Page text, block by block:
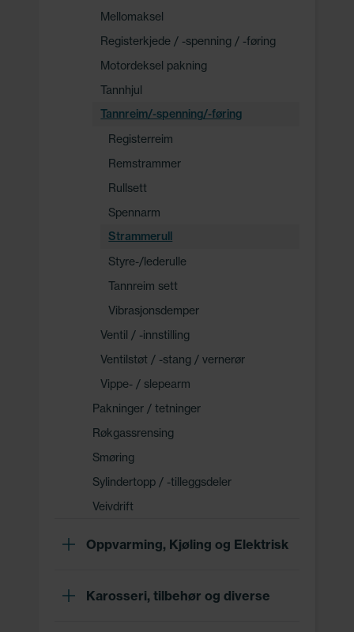
Mellomaksel
Registerkjede / -spenning / -føring
Motordeksel pakning
Tannhjul
Tannreim/-spenning/-føring
Registerreim
Remstrammer
Rullsett
Spennarm
Strammerull
Styre-/lederulle
Tannreim sett
Vibrasjonsdemper
Ventil / -innstilling
Ventilstøt / -stang / vernerør
Vippe- / slepearm
Pakninger / tetninger
Røkgassrensing
Smøring
Sylindertopp / -tilleggsdeler
Veivdrift
Oppvarming, Kjøling og Elektrisk
Karosseri, tilbehør og diverse